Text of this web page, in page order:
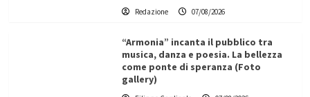
Redazione 07/08/2026
“Armonia” incanta il pubblico tra
musica, danza e poesia. La bellezza
come ponte di speranza (Foto
gallery)